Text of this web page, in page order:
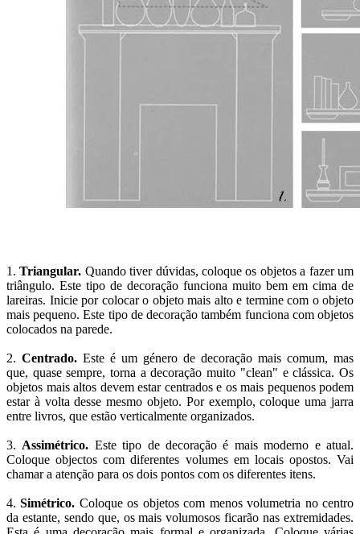
1.Triangular. Quando tiver dúvidas, coloque os objetos a fazer um
triângulo. Este tipo de decoração funciona muito bem em cima de
lareiras. Inicie por colocar o objeto mais alto e termine com o objeto
mais pequeno. Este tipo de decoração também funciona com objetos
colocados na parede.
2. Centrado. Este é um género de decoração mais comum, mas
que, quase sempre, torna a decoração muito "clean" e clássica. Os
objetos mais altos devem estar centrados e os mais pequenos podem
estar à volta desse mesmo objeto. Por exemplo, coloque uma jarra
entre livros, que estão verticalmente organizados.
3. Assimétrico. Este tipo de decoração é mais moderno e atual.
Coloque objectos com diferentes volumes em locais opostos. Vai
chamar a atenção para os dois pontos com os diferentes itens.
4.Simétrico. Coloque os objetos com menos volumetria no centro
da estante, sendo que, os mais volumosos ficarão nas extremidades.